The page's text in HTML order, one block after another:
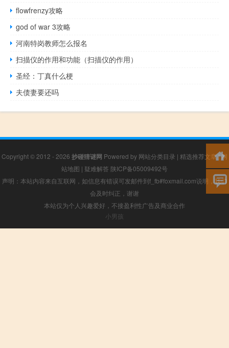
flowfrenzy攻略
god of war 3攻略
河南特岗教师怎么报名
扫描仪的作用和功能（扫描仪的作用）
圣经：丁真什么梗
夫债妻要还吗
Copyright © 2012 - 2026 抄碰猜谜网 Powered by 网站分类目录 | 精选推荐文章|网
站地图 | 疑难解答 陕ICP备05009492号
声明：本站内容来自互联网，如信息有错误可发邮件到f_fb#foxmail.com说明，我们
会及时纠正，谢谢
本站仅为个人兴趣爱好，不接盈利性广告及商业合作
小男孩